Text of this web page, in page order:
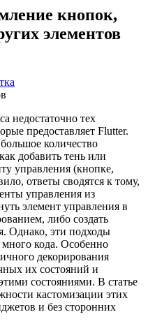
кнопок,
элементов
недостаточно тех
предоставляет Flutter.
количество
добавить тень или
управления (кнопке,
ответы сводятся к тому,
управления из
элемент управления в
либо создать
Однако, эти подходы
кода. Особенно
декорирования
их состояний и
состояниями. В статье
кастомизации этих
и без сторонних